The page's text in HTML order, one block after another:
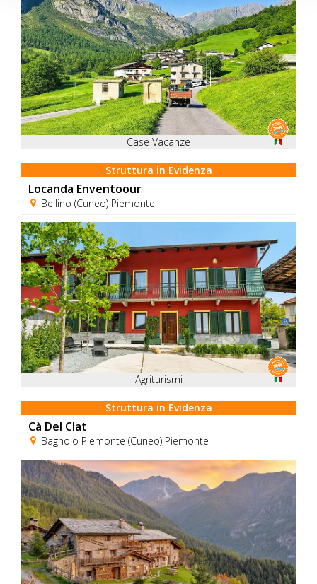
Case Vacanze
Struttura in Evidenza
Locanda Enventoour
Bellino (Cuneo) Piemonte
Agriturismi
Struttura in Evidenza
Cà Del Clat
Bagnolo Piemonte (Cuneo) Piemonte